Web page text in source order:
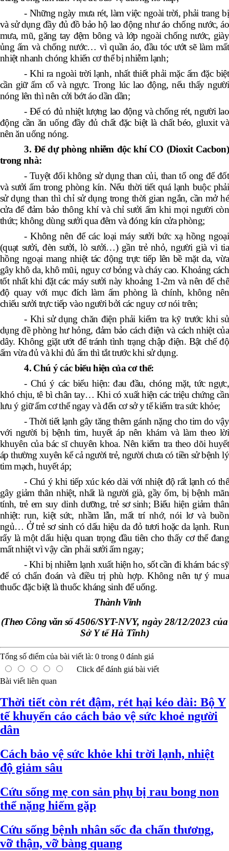
- Những ngày mưa rét, làm việc ngoài trời, phải trang bị
và sử dụng đầy đủ đồ bảo hộ lao động như áo chống nước, áo
mưa, mũ, găng tay đệm bông và lớp ngoài chống nước, giày
ủng ấm và chống nước… vì quần áo, đầu tóc ướt sẽ làm mất
nhiệt nhanh chóng khiến cơ thể bị nhiễm lạnh;
- Khi ra ngoài trời lạnh, nhất thiết phải mặc ấm đặc biệt
cần giữ ấm cổ và ngực. Trong lúc lao động, nếu thấy người
nóng lên thì nên cởi bớt áo dần dần;
- Để có đủ nhiệt lượng lao động và chống rét, người lao
động cần ăn uống đầy đủ chất đặc biệt là chất béo, gluxit và
nên ăn uống nóng.
3. Để dự phòng nhiễm độc khí CO (Dioxit Cacbon)
trong nhà:
- Tuyệt đối không sử dụng than củi, than tổ ong để đốt
và sưởi ấm trong phòng kín. Nếu thời tiết quá lạnh buộc phải
sử dụng than thì chỉ sử dụng trong thời gian ngắn, cần mở hé
cửa để đảm bảo thông khí và chỉ sưởi ấm khi mọi người còn
thức; không dùng sưởi qua đêm và đóng kín cửa phòng;
- Không nên để các loại máy sưởi bức xạ hồng ngoại
(quạt sưởi, đèn sưởi, lò sưởi…) gần trẻ nhỏ, người già vì tia
hồng ngoại mang nhiệt tác động trực tiếp lên bề mặt da, vừa
gây khô da, khô mũi, nguy cơ bỏng và cháy cao. Khoảng cách
tốt nhất khi đặt các máy sưởi này khoảng 1-2m và nên để chế
độ quay với mục đích làm ấm phòng là chính, không nên
chiếu sưởi trực tiếp vào người bởi các nguy cơ nói trên;
- Khi sử dụng chăn điện phải kiểm tra kỹ trước khi sử
dụng đề phòng hư hỏng, đảm bảo cách điện và cách nhiệt của
dây. Không giặt ướt để tránh tình trạng chập điện. Bật chế độ
ấm vừa đủ và khi đủ ấm thì tắt trước khi sử dụng.
4. Chú ý các biểu hiện của cơ thể:
- Chú ý các biểu hiện: đau đầu, chóng mặt, tức ngực,
khó chịu, tê bì chân tay… Khi có xuất hiện các triệu chứng cần
lưu ý giữ ấm cơ thể ngay và đến cơ sở y tế kiểm tra sức khỏe;
- Thời tiết lạnh gây tăng thêm gánh nặng cho tim do vậy
với người bị bệnh tim, huyết áp nên khám và làm theo lời
khuyên của bác sĩ chuyên khoa. Nên kiểm tra theo dõi huyết
áp thường xuyên kể cả người trẻ, người chưa có tiền sử bệnh lý
tim mạch, huyết áp;
- Chú ý khi tiếp xúc kéo dài với nhiệt độ rất lạnh có thể
gây giảm thân nhiệt, nhất là người già, gầy ốm, bị bệnh mãn
tính, trẻ em suy dinh dưỡng, trẻ sơ sinh; Biểu hiện giảm thân
nhiệt: run, kiệt sức, nhầm lẫn, mất trí nhớ, nói lơ và buồn
ngủ… Ở trẻ sơ sinh có dấu hiệu da đỏ tươi hoặc da lạnh. Run
rẩy là một dấu hiệu quan trọng đầu tiên cho thấy cơ thể đang
mất nhiệt vì vậy cần phải sưởi ấm ngay;
- Khi bị nhiễm lạnh xuất hiện ho, sốt cần đi khám bác sỹ
để có chẩn đoán và điều trị phù hợp. Không nên tự ý mua
thuốc đặc biệt là thuốc kháng sinh để uống.
Thành Vinh
(Theo Công văn số4506/SYT-NVY, ngày 28/12/2023 của
Sở Y tế Hà Tĩnh)
Tổng số điểm của bài viết là: 0 trong 0 đánh giá
Click để đánh giá bài viết
Bài viết liên quan
Thời tiết còn rét đậm, rét hại kéo dài: Bộ Y
tế khuyến cáo cách bảo vệ sức khoẻ người
dân
Cách bảo vệ sức khỏe khi trời lạnh, nhiệt
độ giảm sâu
Cứu sống mẹ con sản phụ bị rau bong non
thể nặng hiếm gặp
Cứu sống bệnh nhân sốc đa chấn thương,
vỡ thận, vỡ bàng quang